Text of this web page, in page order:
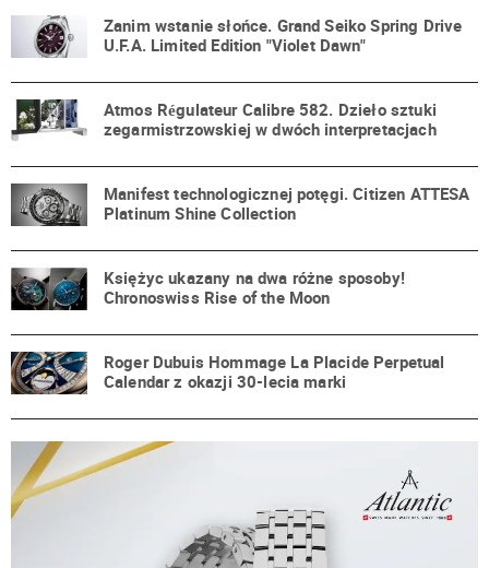
Zanim wstanie słońce. Grand Seiko Spring Drive
U.F.A. Limited Edition "Violet Dawn"
Atmos Régulateur Calibre 582. Dzieło sztuki
zegarmistrzowskiej w dwóch interpretacjach
Manifest technologicznej potęgi. Citizen ATTESA
Platinum Shine Collection
Księżyc ukazany na dwa różne sposoby!
Chronoswiss Rise of the Moon
Roger Dubuis Hommage La Placide Perpetual
Calendar z okazji 30-lecia marki